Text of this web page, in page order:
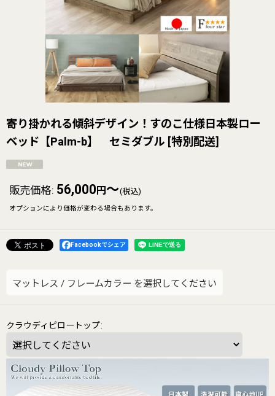
寄り掛かれる傾斜デザイン！すのこ仕様日本製ロー
ベッド【Palm-b】 セミダブル [特別配送]
販売価格: 56,000 円 ～(税込)
オプションにより価格が変わる場合もあります。
Facebookでシェア
マットレス / フレームカラー を選択してください
クラウディピロートップ: